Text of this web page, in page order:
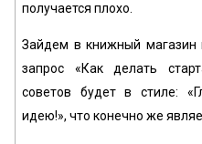
получается плохо.
Зайдем в книжный магазин
запрос «Как делать
советов будет в стиле:
идею!», что конечно же